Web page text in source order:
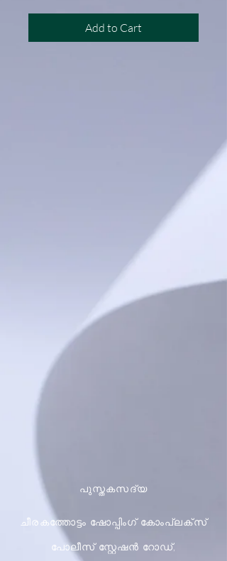
Add to Cart
പുസ്തകസദ്യ
ചീരകത്തോട്ടം ഷോപ്പിംഗ് കോംപ്ലക്സ്
പോലീസ് സ്റ്റേഷൻ റോഡ്,